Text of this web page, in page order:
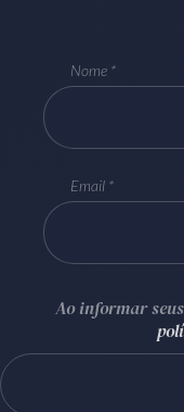
Nome
Email
Ao informar